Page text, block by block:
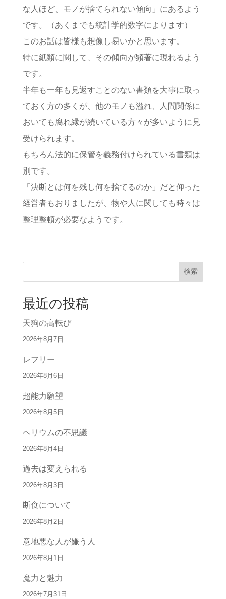
な人ほど、モノが捨てられない傾向」にあるよう
です。（あくまでも統計学的数字によります）
このお話は皆様も想像し易いかと思います。
特に紙類に関して、その傾向が顕著に現れるよう
です。
半年も一年も見返すことのない書類を大事に取っ
ておく方の多くが、他のモノも溢れ、人間関係に
おいても腐れ縁が続いている方々が多いように見
受けられます。
もちろん法的に保管を義務付けられている書類は
別です。
「決断とは何を残し何を捨てるのか」だと仰った
経営者もおりましたが、物や人に関しても時々は
整理整頓が必要なようです。
検索
最近の投稿
天狗の高転び
2026年8月7日
レフリー
2026年8月6日
超能力願望
2026年8月5日
ヘリウムの不思議
2026年8月4日
過去は変えられる
2026年8月3日
断食について
2026年8月2日
意地悪な人が嫌う人
2026年8月1日
魔力と魅力
2026年7月31日